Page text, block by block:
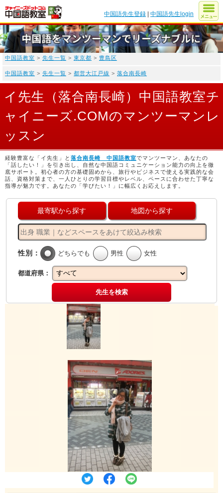
中国語先生登録 |中国語先生login
中国語教室 > 先生一覧 > 東京都 > 豊島区
中国語教室 > 先生一覧 > 都営大江戸線 > 落合南長崎
イ先生（落合南長崎）中国語教室チ
ャイニーズ.COMのマンツーマンレ
ッスン
経験豊富な「イ先生」と 落合南長崎 中国語教室でマンツーマン、あなたの
「話したい！」を引き出し、自然な中国語コミュニケーション能力の向上を徹
底サポート。初心者の方の基礎固めから、旅行やビジネスで使える実践的な会
話、資格対策まで、一人ひとりの学習目標やレベル、ペースに合わせた丁寧な
指導が魅力です。あなたの「学びたい！」に幅広くお応えします。
最寄駅から探す 地図から探す
性別： どちらでも 男性 女性
都道府県：
先生を検索